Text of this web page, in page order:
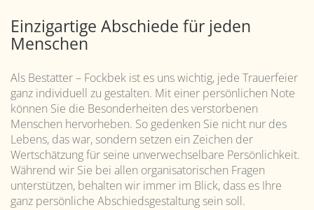
Einzigartige Abschiede für jeden
Menschen
Als Bestatter – Fockbek ist es uns wichtig, jede Trauerfeier
ganz individuell zu gestalten. Mit einer persönlichen Note
können Sie die Besonderheiten des verstorbenen
Menschen hervorheben. So gedenken Sie nicht nur des
Lebens, das war, sondern setzen ein Zeichen der
Wertschätzung für seine unverwechselbare Persönlichkeit.
Während wir Sie bei allen organisatorischen Fragen
unterstützen, behalten wir immer im Blick, dass es Ihre
ganz persönliche Abschiedsgestaltung sein soll.